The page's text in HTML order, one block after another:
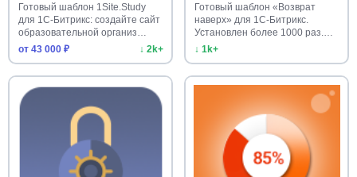
Готовый шаблон 1Site.Study
для 1С-Битрикс: создайте сайт
образовательной организ…
от 43 000 ₽
↓ 2k+
Готовый шаблон «Возврат
наверх» для 1С-Битрикс.
Установлен более 1000 раз.
Улучш…
↓ 1k+